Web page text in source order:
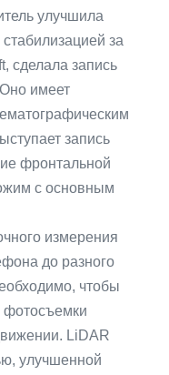
улучшила
за
сделала запись
имеет
запись
фронтальной
с основным
измерения
до разного
чтобы
фотосъемки
LiDAR
улучшенной